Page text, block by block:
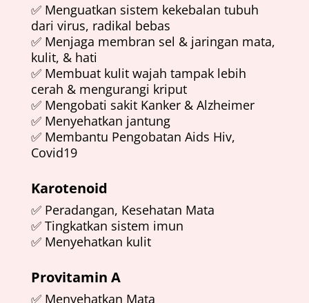
✅ Menguatkan sistem kekebalan tubuh
dari virus, radikal bebas
✅ Menjaga membran sel & jaringan mata,
kulit, & hati
✅ Membuat kulit wajah tampak lebih
cerah & mengurangi kriput
✅ Mengobati sakit Kanker & Alzheimer
✅ Menyehatkan jantung
✅ Membantu Pengobatan Aids Hiv,
Covid19
Karotenoid
✅ Peradangan, Kesehatan Mata
✅ Tingkatkan sistem imun
✅ Menyehatkan kulit
Provitamin A
✅ Menyehatkan Mata